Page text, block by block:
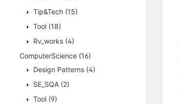
Tip&Tech (15)
Tool (18)
Rv_works (4)
ComputerScience (16)
Design Patterns (4)
SE_SQA (2)
Tool (9)